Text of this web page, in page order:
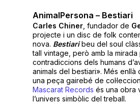
AnimalPersona – Bestiari
Carles Chiner, fundador de
projecte i un disc de folk
nova. Bestiaribeu del soul
tall vintage, però amb la
contradiccions dels humans
animals del bestiari». Més enllà
una peça gairebé de
Mascarat Records és una obra
l’univers simbòlic del treball.